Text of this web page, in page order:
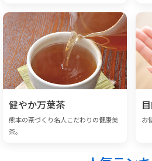
健やか万葉茶
熊本の茶づくり名人こだわりの健康美
茶。
お